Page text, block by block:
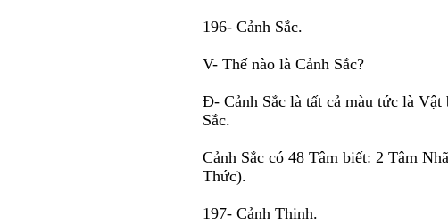
196- Cảnh Sắc.
V- Thế nào là Cảnh Sắc?
Ð- Cảnh Sắc là tất cả màu tức là
Sắc.
Cảnh Sắc có 48 Tâm biết: 2 Tâm
Thức).
197- Cảnh Thinh.